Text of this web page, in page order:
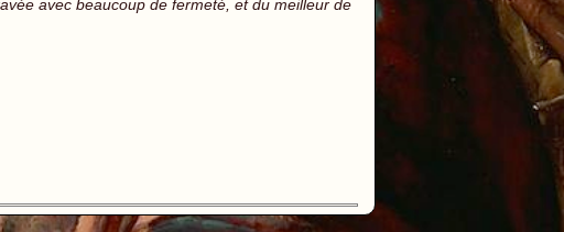
avec beaucoup de fermeté, et du meilleur de